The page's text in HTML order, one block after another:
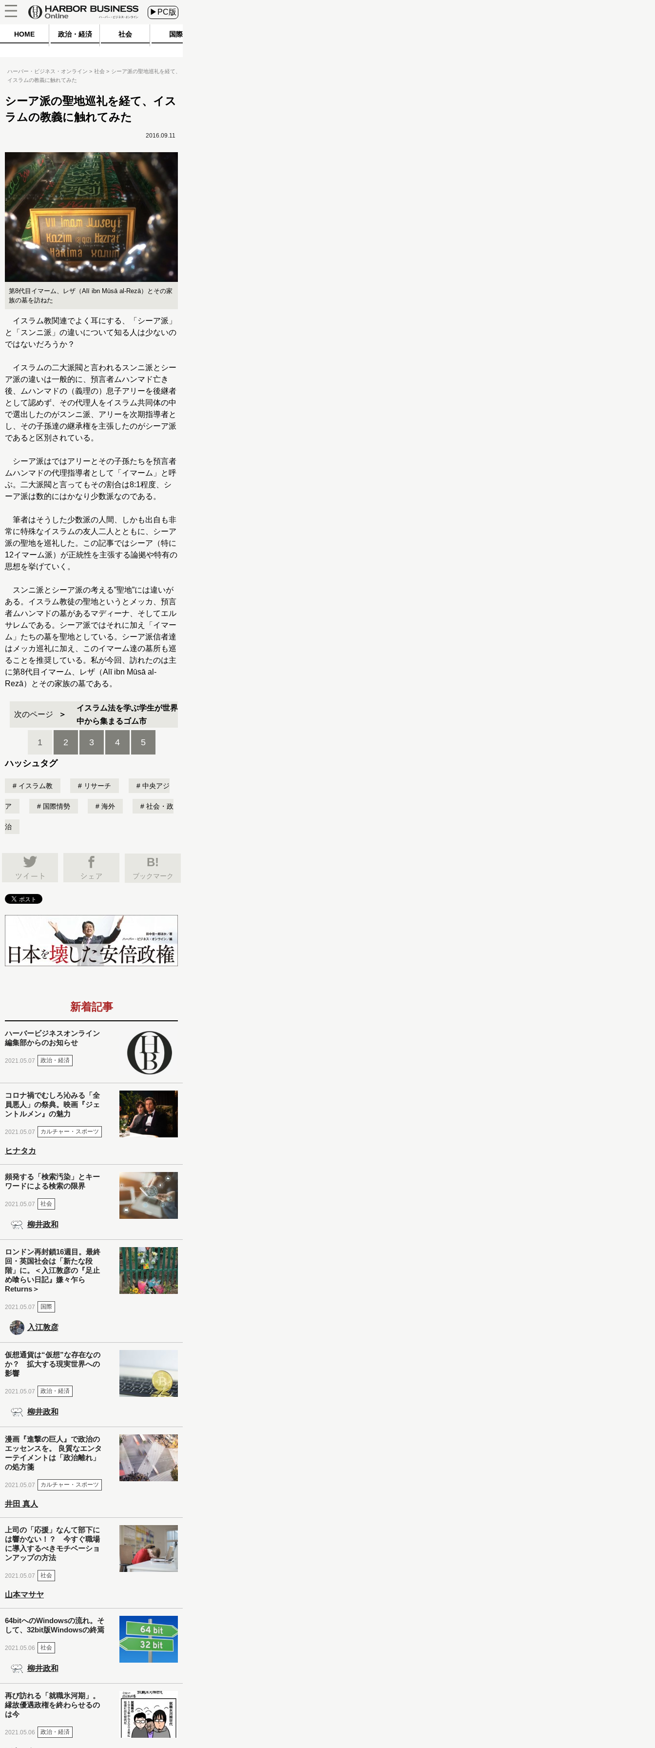
▶PC版
HOME 政治・経済 社会 国際
ハーバー・ビジネス・オンライン 社会
シーア派の聖地巡礼を経て、
イスラムの教義に触れてみた
シーア派の聖地巡礼を経て、イス
ラムの教義に触れてみた
2016.09.11
第8代目イマーム、レザ（Alī ibn Mūsā al-Rezā）とその家
族の墓を訪ねた
イスラム教関連でよく耳にする、「シーア派」
と「スンニ派」の違いについて知る人は少ないの
ではないだろうか？
イスラムの二大派閥と言われるスンニ派とシー
ア派の違いは一般的に、預言者ムハンマド亡き
後、ムハンマドの（義理の）息子アリーを後継者
として認めず、その代理人をイスラム共同体の中
で選出したのがスンニ派、アリーを次期指導者と
し、その子孫達の継承権を主張したのがシーア派
であると区別されている。
シーア派はではアリーとその子孫たちを預言者
ムハンマドの代理指導者として「イマーム」と呼
ぶ。二大派閥と言ってもその割合は8:1程度、シ
ーア派は数的にはかなり少数派なのである。
筆者はそうした少数派の人間、しかも出自も非
常に特殊なイスラムの友人二人とともに、シーア
派の聖地を巡礼した。この記事ではシーア（特に
12イマーム派）が正統性を主張する論拠や特有の
思想を挙げていく。
スンニ派とシーア派の考える”聖地”には違いが
ある。イスラム教徒の聖地というとメッカ、預言
者ムハンマドの墓があるマディーナ、そしてエル
サレムである。シーア派ではそれに加え「イマー
ム」たちの墓を聖地としている。シーア派信者達
はメッカ巡礼に加え、このイマーム達の墓所も巡
ることを推奨している。私が今回、訪れたのは主
に第8代目イマーム、レザ（Alī ibn Mūsā al-
Rezā）とその家族の墓である。
次のページ
イスラム法を学ぶ学生が世界
中から集まるゴム市
1 2 3 4 5
ハッシュタグ
イスラム教 リサーチ 中央アジ
ア 国際情勢 海外 社会・政
治
B!
ブックマーク
新着記事
ハーバービジネスオンライン
編集部からのお知らせ
2021.05.07 政治・経済
コロナ禍でむしろ沁みる「全
員悪人」の祭典。映画『ジェ
ントルメン』の魅力
2021.05.07 カルチャー・スポーツ
ヒナタカ
頻発する「検索汚染」とキー
ワードによる検索の限界
2021.05.07 社会
柳井政和
ロンドン再封鎖16週目。最終
回・英国社会は「新たな段
階」に。＜入江敦彦の『足止
め喰らい日記』嫌々乍ら
Returns＞
2021.05.07 国際
入江敦彦
仮想通貨は“仮想”な存在なの
か？ 拡大する現実世界への
影響
2021.05.07 政治・経済
柳井政和
漫画『進撃の巨人』で政治の
エッセンスを。 良質なエンタ
ーテイメントは「政治離れ」
の処方箋
2021.05.07 カルチャー・スポーツ
井田 真人
上司の「応援」なんて部下に
は響かない！？ 今すぐ職場
に導入するべきモチベーショ
ンアップの方法
2021.05.07 社会
山本マサヤ
64bitへのWindowsの流れ。そ
して、32bit版Windowsの終焉
2021.05.06 社会
柳井政和
再び訪れる「就職氷河期」。
縁故優遇政権を終わらせるの
は今
2021.05.06 政治・経済